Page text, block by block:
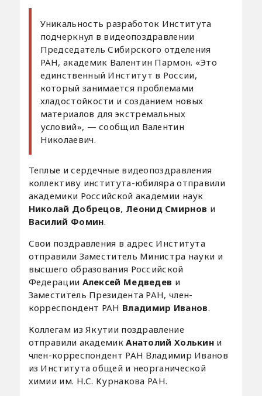
Уникальность разработок Института
подчеркнул в видеопоздравлении
Председатель Сибирского отделения
РАН, академик Валентин Пармон. «Это
единственный Институт в России,
который занимается проблемами
хладостойкости и созданием новых
материалов для экстремальных
условий», — сообщил Валентин
Николаевич.
Теплые и сердечные видеопоздравления
коллективу института-юбиляра отправили
академики Российской академии наук
Николай Добрецов, Леонид Смирнов и
Василий Фомин.
Свои поздравления в адрес Института
отправили Заместитель Министра науки и
высшего образования Российской
Федерации Алексей Медведев и
Заместитель Президента РАН, член-
корреспондент РАН Владимир Иванов.
Коллегам из Якутии поздравление
отправили академикАнатолий Холькин и
член-корреспондент РАН Владимир Иванов
из Института общей и неорганической
химии им. Н.С. Курнакова РАН.